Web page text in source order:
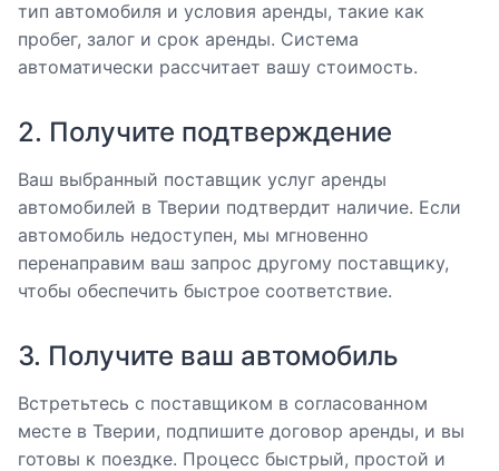
тип автомобиля и условия аренды, такие как
пробег, залог и срок аренды. Система
автоматически рассчитает вашу стоимость.
2. Получите подтверждение
Ваш выбранный поставщик услуг аренды
автомобилей в Тверии подтвердит наличие. Если
автомобиль недоступен, мы мгновенно
перенаправим ваш запрос другому поставщику,
чтобы обеспечить быстрое соответствие.
3. Получите ваш автомобиль
Встретьтесь с поставщиком в согласованном
месте в Тверии, подпишите договор аренды, и вы
готовы к поездке. Процесс быстрый, простой и